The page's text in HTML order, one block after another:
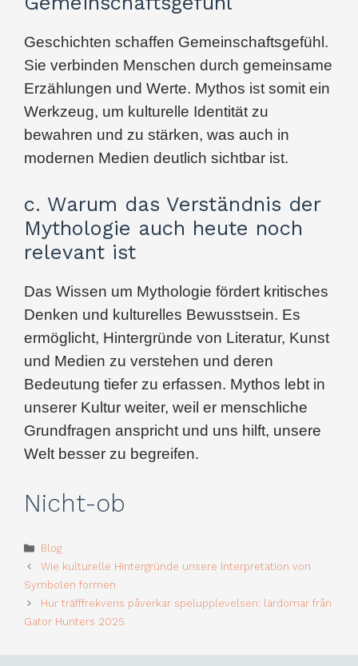
Geschichten schaffen Gemeinschaftsgefühl.
Sie verbinden Menschen durch gemeinsame
Erzählungen und Werte. Mythos ist somit ein
Werkzeug, um kulturelle Identität zu
bewahren und zu stärken, was auch in
modernen Medien deutlich sichtbar ist.
c. Warum das Verständnis der
Mythologie auch heute noch
relevant ist
Das Wissen um Mythologie fördert kritisches
Denken und kulturelles Bewusstsein. Es
ermöglicht, Hintergründe von Literatur, Kunst
und Medien zu verstehen und deren
Bedeutung tiefer zu erfassen. Mythos lebt in
unserer Kultur weiter, weil er menschliche
Grundfragen anspricht und uns hilft, unsere
Welt besser zu begreifen.
Nicht-ob
Categories
Blog
Wie kulturelle Hintergründe unsere Interpretation von
Symbolen formen
Hur träfffrekvens påverkar spelupplevelsen: lärdomar från
Gator Hunters 2025